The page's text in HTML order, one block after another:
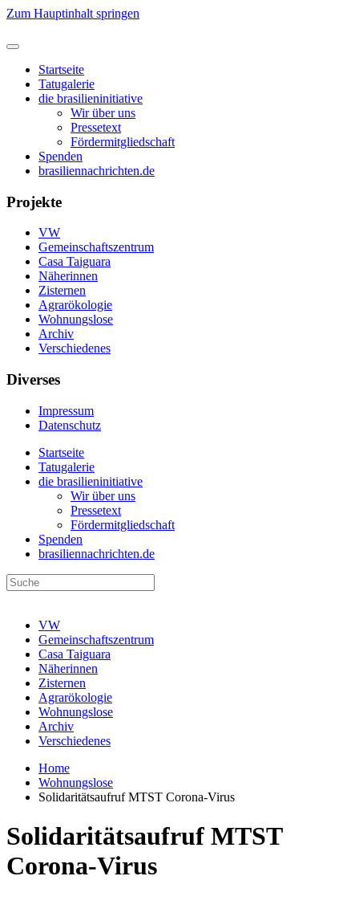
Zum Hauptinhalt springen
Startseite
Tatugalerie
die brasilieninitiative
Wir über uns
Pressetext
Fördermitgliedschaft
Spenden
brasiliennachrichten.de
Projekte
VW
Gemeinschaftszentrum
Casa Taiguara
Näherinnen
Zisternen
Agrarökologie
Wohnungslose
Archiv
Verschiedenes
Diverses
Impressum
Datenschutz
Startseite
Tatugalerie
die brasilieninitiative
Wir über uns
Pressetext
Fördermitgliedschaft
Spenden
brasiliennachrichten.de
VW
Gemeinschaftszentrum
Casa Taiguara
Näherinnen
Zisternen
Agrarökologie
Wohnungslose
Archiv
Verschiedenes
Home
Wohnungslose
Solidaritätsaufruf MTST Corona-Virus
Solidaritätsaufruf MTST
Corona-Virus